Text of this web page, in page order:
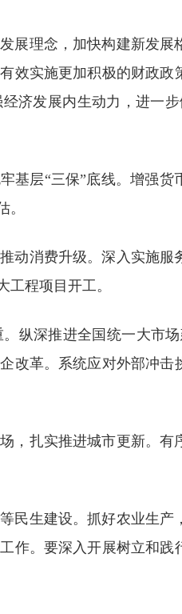
展理念，加快构建新发
效实施更加积极的财政
济发展内生动力，进一
基层“三保”底线。增强
动消费升级。深入实施
程项目开工。
纵深推进全国统一大市
改革。系统应对外部冲
扎实推进城市更新。有
民生建设。抓好农业生
作。要深入开展树立和